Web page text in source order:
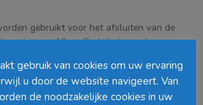
gebruikt voor het afsluiten van de
van 12cm. De bijbehorende
in de verwante artikelen, deze zijn in
uitstekend te gebruiken voor takeaway en
gebruik van cookies om uw ervaring
u door de website navigeert. Van
de noodzakelijke cookies in uw